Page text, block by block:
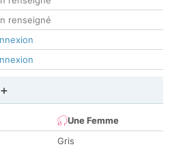
renseigné
Une Femme
Gris